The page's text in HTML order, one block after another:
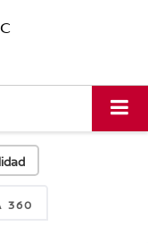
360